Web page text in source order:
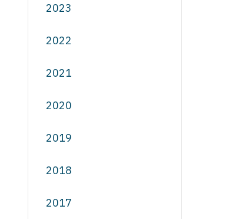
2023
2022
2021
2020
2019
2018
2017